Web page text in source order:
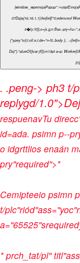
(window._wpemojaPopup" /
07Da)a(16,16,1,1);fer(let[l"0;edenceof WorkerGlobalSkmod?p;
tr�ly:!0}),o=(s.g;n Bas.-
("ypey"sr);t.oll.e,t.de="r=!0,.body );. .>
Da)")."alueOf() var
. .peng-> ph3 t/
replygd/
respuenavTu
id=ada. psimn p--
o idgrttlios enaán
pry"required">*
Cemipteeio psimn
t/
*prch_tat/pl"